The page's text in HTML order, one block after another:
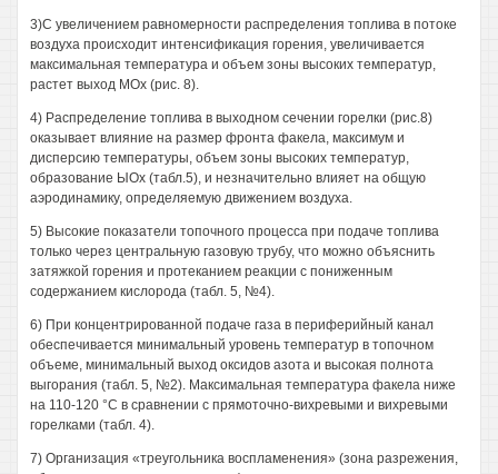
3)С увеличением равномерности распределения топлива в потоке
воздуха происходит интенсификация горения, увеличивается
максимальная температура и объем зоны высоких температур,
растет выход МОх (рис. 8).
4) Распределение топлива в выходном сечении горелки (рис.8)
оказывает влияние на размер фронта факела, максимум и
дисперсию температуры, объем зоны высоких температур,
образование ЫОх (табл.5), и незначительно влияет на общую
аэродинамику, определяемую движением воздуха.
5) Высокие показатели топочного процесса при подаче топлива
только через центральную газовую трубу, что можно объяснить
затяжкой горения и протеканием реакции с пониженным
содержанием кислорода (табл. 5, №4).
6) При концентрированной подаче газа в периферийный канал
обеспечивается минимальный уровень температур в топочном
объеме, минимальный выход оксидов азота и высокая полнота
выгорания (табл. 5, №2). Максимальная температура факела ниже
на 110-120 °С в сравнении с прямоточно-вихревыми и вихревыми
горелками (табл. 4).
7) Организация «треугольника воспламенения» (зона разрежения,